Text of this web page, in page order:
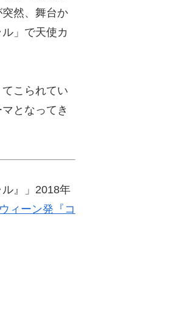
然、舞台か
」で天使カ
こられてい
となってき
』」2018年
ウィーン発『コ